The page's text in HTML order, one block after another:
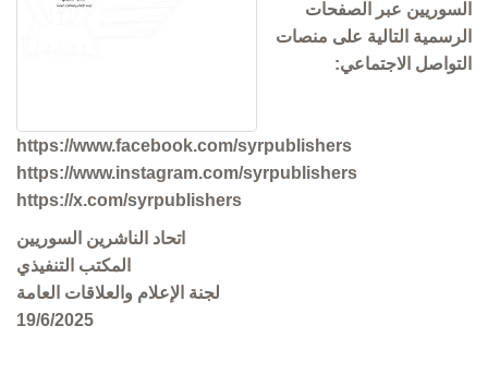
السوريين عبر الصفحات
الرسمية التالية على منصات
التواصل الاجتماعي:
https://www.facebook.com/syrpublishers
https://www.instagram.com/syrpublishers
https://x.com/syrpublishers
اتحاد الناشرين السوريين
المكتب التنفيذي
لجنة الإعلام والعلاقات العامة
19/6/2025